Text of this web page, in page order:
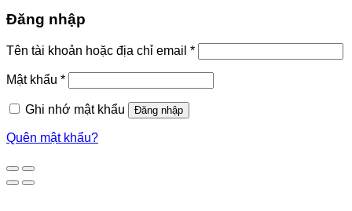
Đăng nhập
Tên tài khoản hoặc địa chỉ email *
Mật khẩu *
Ghi nhớ mật khẩu Đăng nhập
Quên mật khẩu?